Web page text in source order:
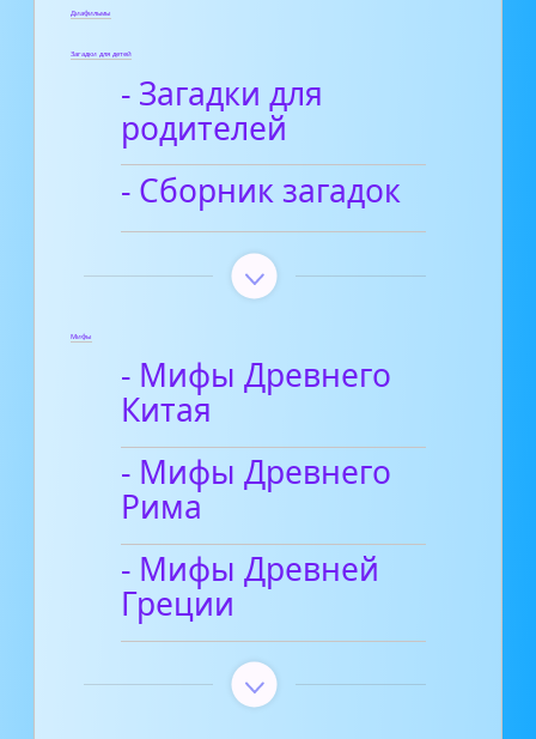
Диафильмы
Загадки для детей
- Загадки для
родителей
- Сборник загадок
Мифы
- Мифы Древнего
Китая
- Мифы Древнего
Рима
- Мифы Древней
Греции